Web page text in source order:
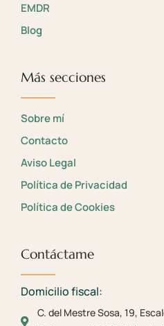
EMDR
Blog
Más secciones
Sobre mí
Contacto
Aviso Legal
Política de Privacidad
Política de Cookies
Contáctame
Domicilio fiscal:
C. del Mestre Sosa, 19,